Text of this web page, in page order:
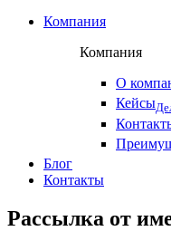
Компания
Компания
О
Кейсы
Блог
Контакты
Рассылка от